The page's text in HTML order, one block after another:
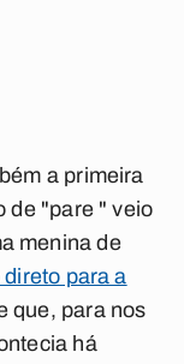
a primeira
de "pare " veio
menina de
para a
que, para nos
há